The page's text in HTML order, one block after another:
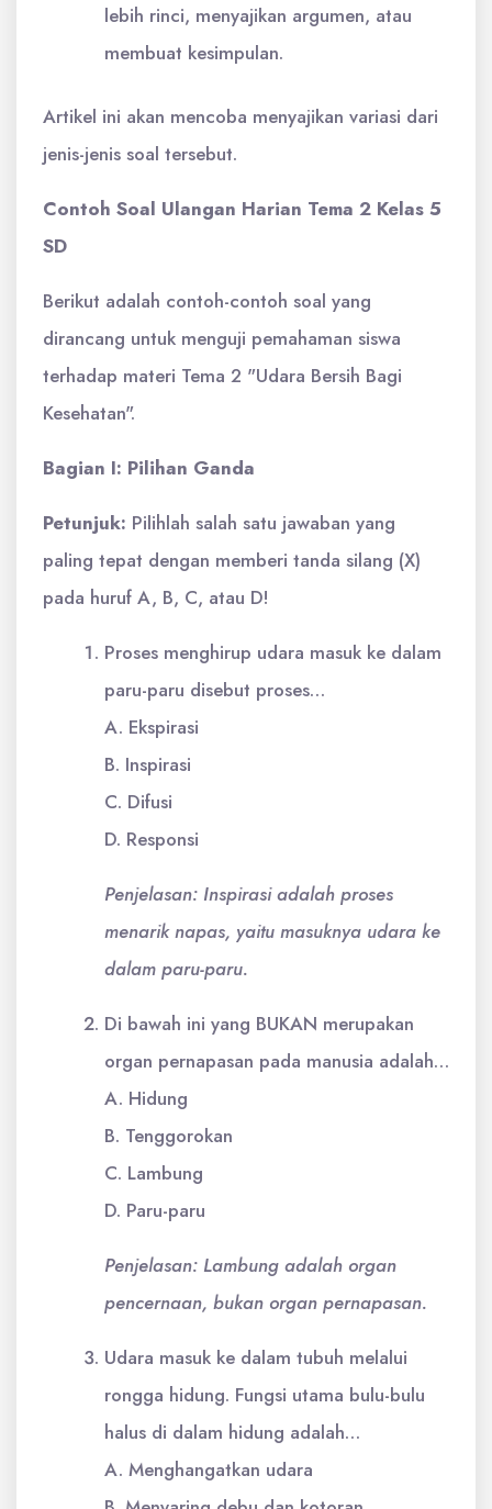
lebih rinci, menyajikan argumen, atau
membuat kesimpulan.
Artikel ini akan mencoba menyajikan variasi dari
jenis-jenis soal tersebut.
Contoh Soal Ulangan Harian Tema 2 Kelas 5
SD
Berikut adalah contoh-contoh soal yang
dirancang untuk menguji pemahaman siswa
terhadap materi Tema 2 "Udara Bersih Bagi
Kesehatan".
Bagian I: Pilihan Ganda
Petunjuk: Pilihlah salah satu jawaban yang
paling tepat dengan memberi tanda silang (X)
pada huruf A, B, C, atau D!
Proses menghirup udara masuk ke dalam
paru-paru disebut proses…
A. Ekspirasi
B. Inspirasi
C. Difusi
D. Responsi
Penjelasan: Inspirasi adalah proses
menarik napas, yaitu masuknya udara ke
dalam paru-paru.
Di bawah ini yang BUKAN merupakan
organ pernapasan pada manusia adalah…
A. Hidung
B. Tenggorokan
C. Lambung
D. Paru-paru
Penjelasan: Lambung adalah organ
pencernaan, bukan organ pernapasan.
Udara masuk ke dalam tubuh melalui
rongga hidung. Fungsi utama bulu-bulu
halus di dalam hidung adalah…
A. Menghangatkan udara